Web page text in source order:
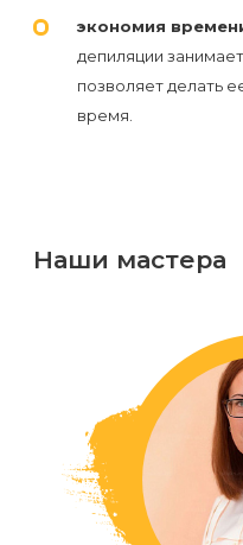
экономия
депиляции
позволяет делать
время.
Наши мастера